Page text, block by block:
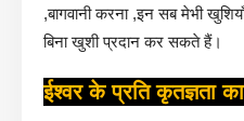
,बागवानी करना ,इन सब मेभी
बिना खुशी प्रदान कर सकते हैं।
ईश्वर के प्रति कृतज्ञता